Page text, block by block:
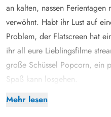
Mehr lesen
an kalten, nassen
verwöhnt. Habt ihr Lust auf
Problem, der Flatscreen hat
ihr all eure Lieblingsfilme
große Schüssel Popcorn, ein
Spaß kann losgehen.
Neben dem Kaminofen nutzt